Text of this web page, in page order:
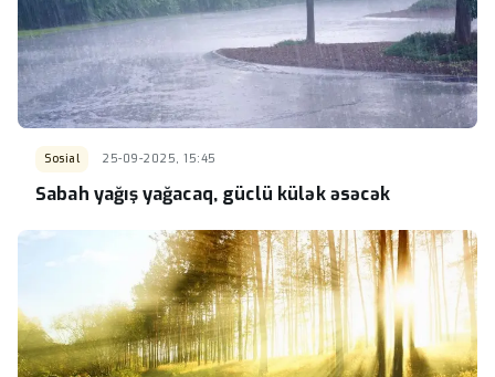
Sosial 25-09-2025, 15:45
Sabah yağış yağacaq, güclü külək əsəcək